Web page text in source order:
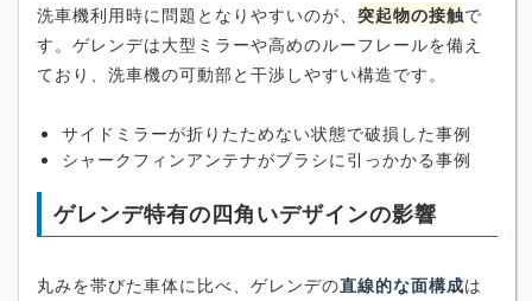
洗車機利用時に問題となりやすいのが、 突起物の接触で
す。ゲレンデは大型ミラーや高めのルーフレールを備え
ており、洗車機の可動部と干渉しやすい構造です。
サイドミラーが折りたためない状態で破損した事例
シャークフィンアンテナがブラシに引っかかる事例
ゲレンデ特有の四角いデザインの影響
丸みを帯びた車体に比べ、ゲレンデの直線的な面構成は